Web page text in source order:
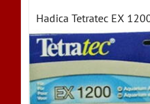
Hadica Tetratec EX